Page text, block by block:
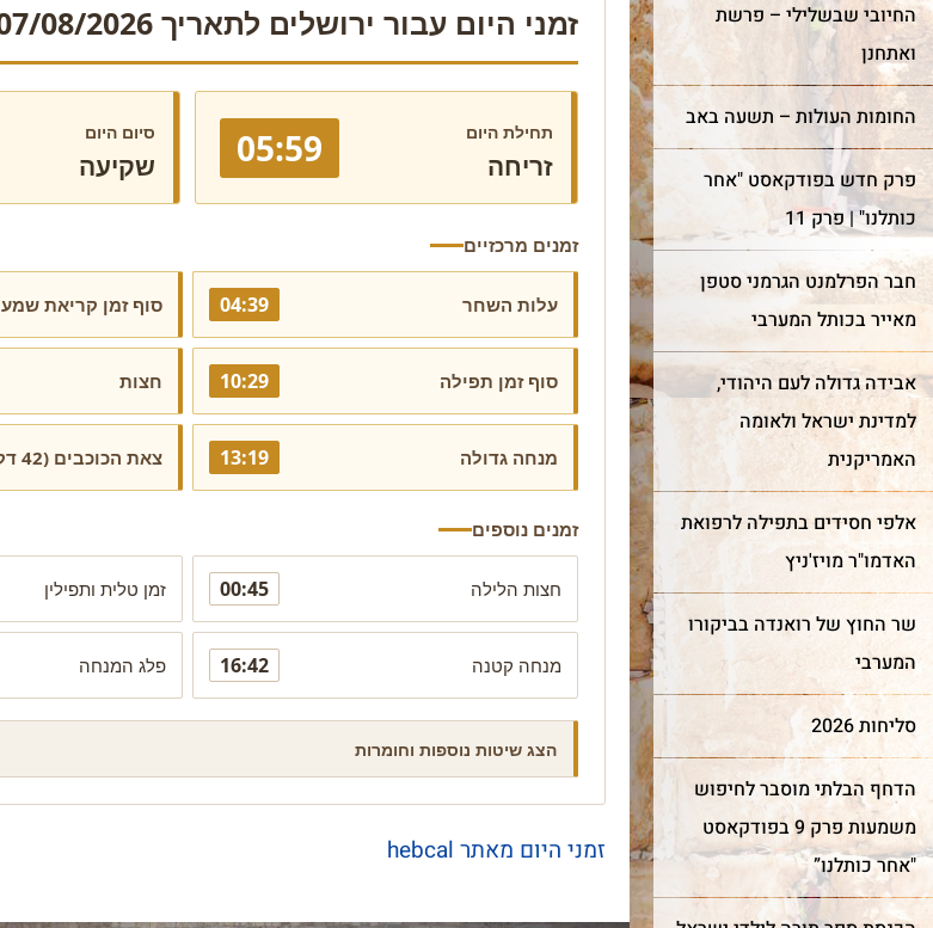
החיובי שבשלילי – פרשת
ואתחנן
החומות העולות – תשעה באב
פרק חדש בפודקאסט "אחר
כותלנו" | פרק 11
חבר הפרלמנט הגרמני סטפן
מאייר בכותל המערבי
אבידה גדולה לעם היהודי,
למדינת ישראל ולאומה
האמריקנית
אלפי חסידים בתפילה לרפואת
האדמו"ר מויז'ניץ
שר החוץ של רואנדה בביקורו
המערבי
סליחות 2026
הדחף הבלתי מוסבר לחיפוש
משמעות פרק 9 בפודקאסט
"אחר כותלנו”
זמני היום עבור ירושלים לתאריך 07/08/2026
תחילת היום
זריחה 05:59 סיום היום
שקיעה
זמנים מרכזיים
עלות השחר 04:39 סוף זמן קריאת שמע
סוף זמן תפילה 10:29 חצות
מנחה גדולה 13:19 צאת הכוכבים (42 דקות)
זמנים נוספים
חצות הלילה 00:45 זמן טלית ותפילין
מנחה קטנה 16:42 פלג המנחה
הצג שיטות נוספות וחומרות
זמני היום מאתר hebcal